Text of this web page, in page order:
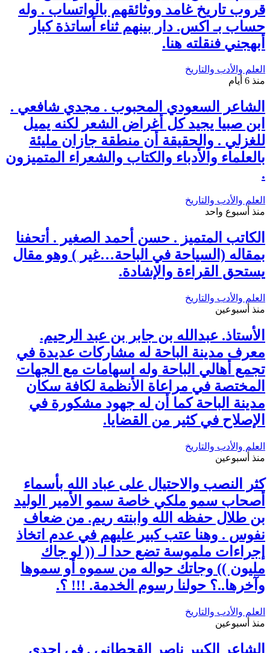
قروب تاريخ غامد ووثائقهم بالواتساب . وله
حساب بـ اكس. دار بينهم ثناء أساتذة كبار
أبهجني فنقلته هنا.
العلم والأدب والتاريخ
منذ 6 أيام
الشاعر السعودي المحبوب . مجدي شافعي .
ابن صبيا يجيد كل أغراض الشعر لكنه يميل
للغزلي . والحقيقة أن منطقة جازان مليئة
بالعلماء والأدباء والكتاب والشعراء المتميزون
.
العلم والأدب والتاريخ
منذ أسبوع واحد
الكاتب المتميز . حسن أحمد الصغير . أتحفنا
بمقاله (السياحة في الباحة…غير ) وهو مقال
يستحق القراءة والإشادة.
العلم والأدب والتاريخ
منذ أسبوعين
الأستاذ. عبدالله بن جابر بن عبد الرحيم.
معرف مدينة الباحة له مشاركات عديدة في
تجمع أهالي الباحة وله اسهامات مع الجهات
المختصة في مراعاة الأنظمة لكافة سكان
مدينة الباحة كما أن له جهود مشكورة في
الإصلاح في كثير من القضايا.
العلم والأدب والتاريخ
منذ أسبوعين
كثر النصب والاحتيال على عباد الله بأسماء
أصحاب سمو ملكي خاصة سمو الأمير الوليد
بن طلال حفظه الله وابنته ريم. من ضعاف
نفوس . وهنا عتب كبير عليهم في عدم اتخاذ
إجراءات ملموسة تضع حدا لـ (( لو جاك
مليون )) وجاتك حواله من سموه أو سموها
وآخرها..؟ حولنا رسوم الخدمة. !!! ؟.
العلم والأدب والتاريخ
منذ أسبوعين
الشاعر الكبير ناصر القحطاني . في احدى